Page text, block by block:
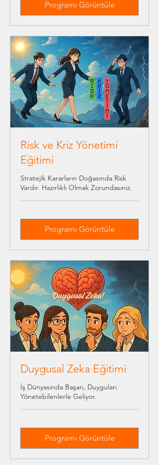
Programı Görüntüle
Risk ve Kriz Yönetimi
Eğitimi
Stratejik Kararların Doğasında Risk
Vardır. Hazırlıklı Olmak Zorundasınız.
Programı Görüntüle
Duygusal Zeka Eğitimi
İş Dünyasında Başarı, Duyguları
Yönetebilenlerle Geliyor.
Programı Görüntüle